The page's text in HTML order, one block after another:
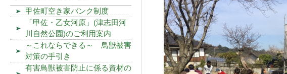
甲佐町空き家バンク制度
「甲佐・乙女河原」(津志田河
川自然公園)のご利用案内
～これならできる～ 鳥獣被害
対策の手引き
有害鳥獣被害防止に係る資材の